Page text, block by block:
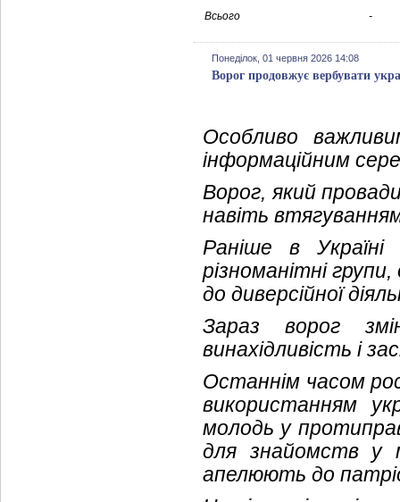
Всього
-
Понеділок, 01 червня 2026 14:08
Ворог продовжує вербувати
Особливо
інформаційним
Ворог, який
навіть
Раніше в Україні
різноманітні
до диверсійної
Зараз ворог
винахідливість і
Останнім часом
використанням
молодь у
для знайомств у
апелюють до